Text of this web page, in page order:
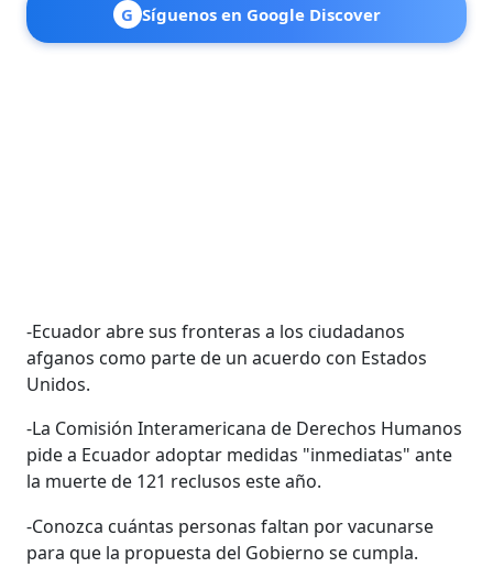
G Síguenos en Google Discover
-Ecuador abre sus fronteras a los ciudadanos
afganos como parte de un acuerdo con Estados
Unidos.
-La Comisión Interamericana de Derechos Humanos
pide a Ecuador adoptar medidas "inmediatas" ante
la muerte de 121 reclusos este año.
-Conozca cuántas personas faltan por vacunarse
para que la propuesta del Gobierno se cumpla.